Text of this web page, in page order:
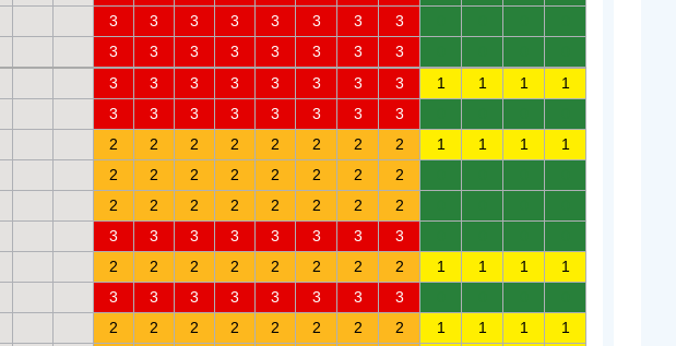
3 3 3 3 3 3 3 3
3 3 3 3 3 3 3 3
3 3 3 3 3 3 3 3 1 1 1
1
3 3 3 3 3 3 3 3
2 2 2 2 2 2 2 2 1 1 1
1
2 2 2 2 2 2 2 2
2 2 2 2 2 2 2 2
3 3 3 3 3 3 3 3
2 2 2 2 2 2 2 2 1 1 1
1
3 3 3 3 3 3 3 3
2 2 2 2 2 2 2 2 1 1 1
1